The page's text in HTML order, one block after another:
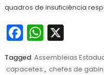
quadros de insuficiência
Facebook
X
Tagged Assembleias
capacetes , chefes de